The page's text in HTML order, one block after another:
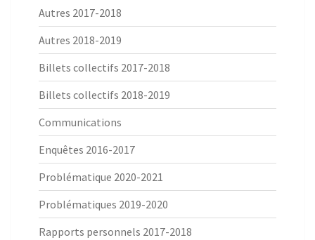
Autres 2017-2018
Autres 2018-2019
Billets collectifs 2017-2018
Billets collectifs 2018-2019
Communications
Enquêtes 2016-2017
Problématique 2020-2021
Problématiques 2019-2020
Rapports personnels 2017-2018